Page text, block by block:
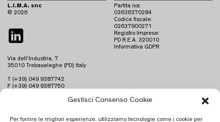
Gestisci Consenso Cookie
Per fornire le migliori esperienze, utilizziamo tecnologie come i cookie per
L.I.M.A. snc
© 2026
Via dell'Industria, 7
35010 Trebaseleghe (PD) Italy
T (+39) 049 9387742
F (+39) 049 9387750
Partita iva:
03636370284
Codice fiscale:
02637900271
Registro Imprese:
PD R.E.A. 320010
Informativa GDPR